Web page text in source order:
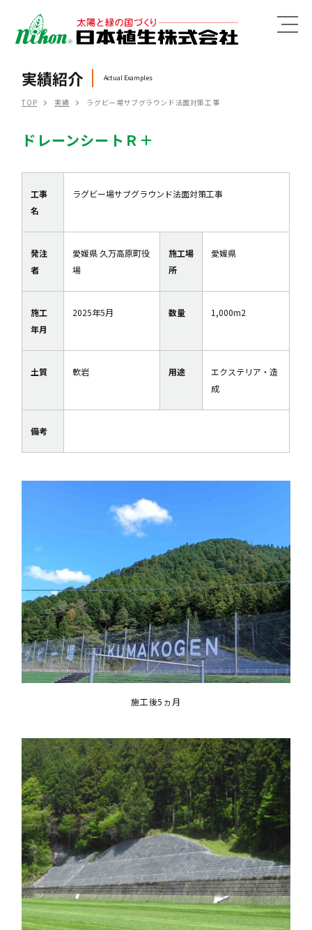
MENU
実績紹介 Actual Examples
TOP 実績 ラグビー場サブグラウンド法面対策工事
ドレーンシートＲ＋
工事
名
ラグビー場サブグラウンド法面対策工事
発注
者
愛媛県 久万高原町役
場
施工場
所
愛媛県
施工
年月
2025年5月 数量 1,000m2
土質 軟岩 用途
エクステリア・造
成
備考
施工後5ヵ月